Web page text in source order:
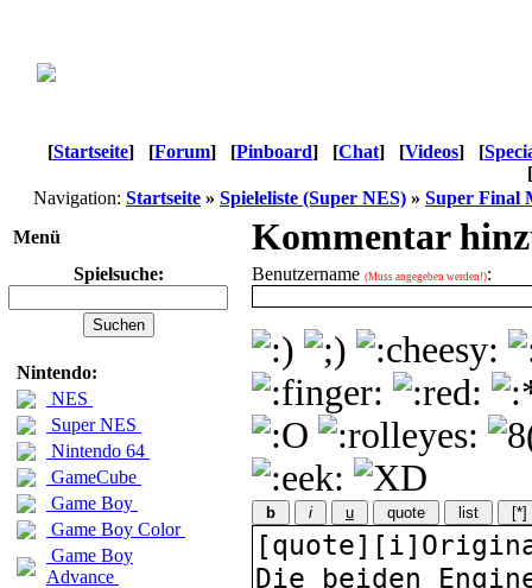
[Startseite] [Forum] [Pinboard] [Chat] [Videos] [
[
Navigation: Startseite » Spieleliste (Super NES) » Super Final
Menü
Kommentar
Spielsuche:
Nintendo:
NES
Super NES
Nintendo 64
GameCube
Game Boy
Game Boy Color
Game Boy
Advance
Benutzername (Muss angegeben werden!):
b i u quote list [*]